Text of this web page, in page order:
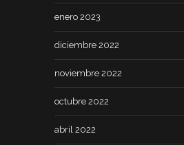
enero 2023
diciembre 2022
noviembre 2022
octubre 2022
abril 2022